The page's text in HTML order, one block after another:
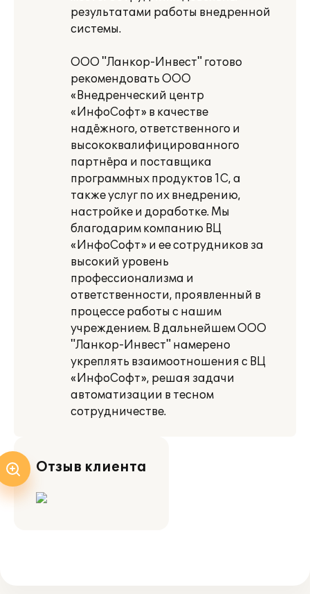
результатами работы внедренной
системы.
ООО "Ланкор-Инвест" готово
рекомендовать ООО
«Внедренческий центр
«ИнфоСофт» в качестве
надёжного, ответственного и
высококвалифицированного
партнёра и поставщика
программных продуктов 1С, а
также услуг по их внедрению,
настройке и доработке. Мы
благодарим компанию ВЦ
«ИнфоСофт» и ее сотрудников за
высокий уровень
профессионализма и
ответственности, проявленный в
процессе работы с нашим
учреждением. В дальнейшем ООО
"Ланкор-Инвест" намерено
укреплять взаимоотношения с ВЦ
«ИнфоСофт», решая задачи
автоматизации в тесном
сотрудничестве.
Отзыв клиента